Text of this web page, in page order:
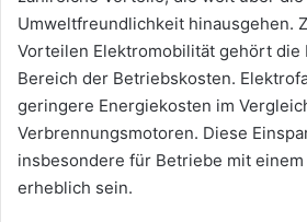
Umweltfreundlichkeit hinausgehen.
Vorteilen Elektromobilität gehört die
Bereich der Betriebskosten.
geringere Energiekosten im
Verbrennungsmotoren. Diese
insbesondere für Betriebe mit
erheblich sein.